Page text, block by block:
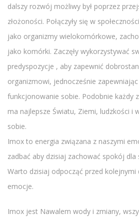
dalszy rozwój możliwy był poprzez
złożoności. Połączyły się w
jako organizmy wielokomórkowe,
jako komórki. Zaczęły wykorzystywać
predyspozycje , aby zapewnić
organizmowi, jednocześnie
funkcjonowanie sobie. Podobnie każdy
ma najlepsze Światu, Ziemi, ludzkości i
sobie.
Imox to energia związana z naszymi
zadbać aby dzisiaj zachować spokój dla
Warto dzisiaj odpocząć przed kolejnymi
emocje.
Imox jest Nawalem wody i zmiany,